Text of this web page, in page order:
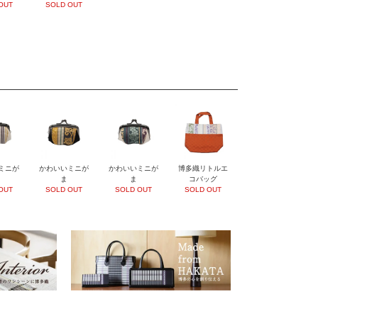
SOLD OUT
ニが
かわいいミニが
ま
SOLD OUT
かわいいミニが
ま
SOLD OUT
博多織リトルエ
コバッグ
SOLD OUT